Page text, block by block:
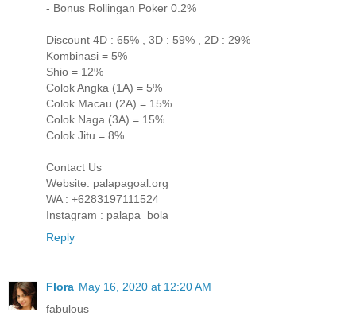
- Bonus Rollingan Poker 0.2%
Discount 4D : 65% , 3D : 59% , 2D : 29%
Kombinasi = 5%
Shio = 12%
Colok Angka (1A) = 5%
Colok Macau (2A) = 15%
Colok Naga (3A) = 15%
Colok Jitu = 8%
Contact Us
Website: palapagoal.org
WA : +6283197111524
Instagram : palapa_bola
Reply
Flora May 16, 2020 at 12:20 AM
fabulous